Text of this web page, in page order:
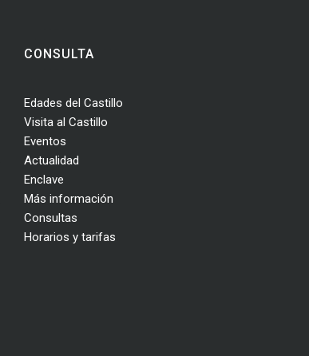
CONSULTA
Edades del Castillo
Visita al Castillo
Eventos
Actualidad
Enclave
Más información
Consultas
Horarios y tarifas